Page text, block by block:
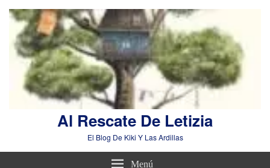
Al Rescate De Letizia
El Blog De Kiki Y Las Ardillas
Menú